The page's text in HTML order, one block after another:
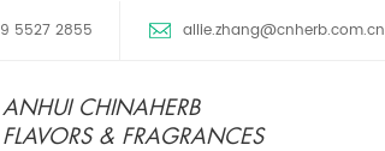
5527 2855 allie.zhang@cnherb.com.cn
ANHUI CHINAHERB
FLAVORS & FRAGRANCES